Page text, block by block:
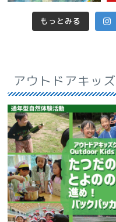
もっとみる
アウトドアキッ